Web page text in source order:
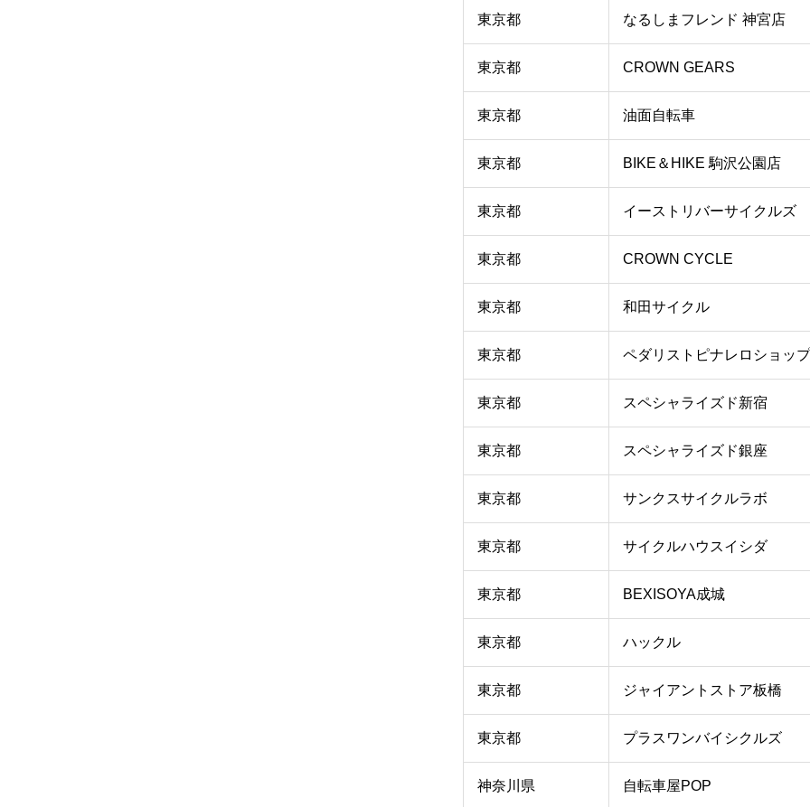
東京都 なるしまフレンド 神宮店
東京都 CROWN GEARS
東京都 油面自転車
東京都 BIKE＆HIKE 駒沢公園店
東京都 イーストリバーサイクルズ
東京都 CROWN CYCLE
東京都 和田サイクル
東京都 ペダリストピナレロショッ
東京都 スペシャライズド新宿
東京都 スペシャライズド銀座
東京都 サンクスサイクルラボ
東京都 サイクルハウスイシダ
東京都 BEXISOYA成城
東京都 ハックル
東京都 ジャイアントストア板橋
東京都 プラスワンバイシクルズ
神奈川県 自転車屋POP